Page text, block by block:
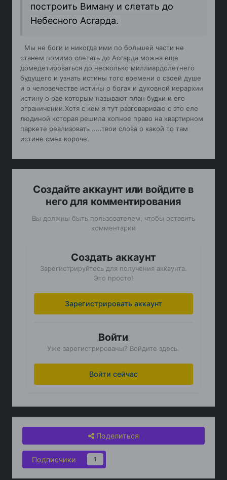
построить Виману и слетать до
Небесного Асгарда.
Мы не боги и никогда ими по большей части не
станем помимо слетать до Асгарда можна еще
домедетироваться до несколько миллиардолетнего
будущего и узнать истины того времени о своей душе
и о человечестве истины о богах и духовной иерархии
истину о рае которым называют план будхи и его
ограничении.Хотя с кем я тут разговариваю с это еле
людиной которая решила копное право на квартирном
паркете реализовать .....твои слова о какой то там
истине смех короче.
Создайте аккаунт или войдите в
него для комментирования
Вы должны быть пользователем, чтобы оставить
комментарий
Создать аккаунт
Зарегистрируйтесь для получения аккаунта.
Это просто!
Зарегистрировать аккаунт
Войти
Уже зарегистрированы? Войдите здесь.
Войти сейчас
Поделиться
Подписчики 1